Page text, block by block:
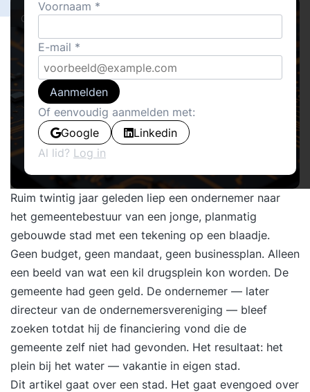
Cover stories
Ruim twintig jaar geleden liep een ondernemer naar
het gemeentebestuur van een jonge, planmatig
gebouwde stad met een tekening op een blaadje.
Geen budget, geen mandaat, geen businessplan. Alleen
een beeld van wat een kil drugsplein kon worden. De
gemeente had geen geld. De ondernemer — later
directeur van de ondernemersvereniging — bleef
zoeken totdat hij de financiering vond die de
gemeente zelf niet had gevonden. Het resultaat: het
plein bij het water — vakantie in eigen stad.
Dit artikel gaat over een stad. Het gaat evengoed over
Voornaam
E-mail
Aanmelden
Of eenvoudig aanmelden met:
Google
Linkedin
Al lid? Log in